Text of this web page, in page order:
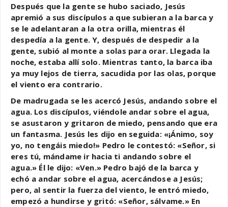
Después que la gente se hubo saciado, Jesús
apremió a sus discípulos a que subieran a la barca y
se le adelantaran a la otra orilla, mientras él
despedía a la gente. Y, después de despedir a la
gente, subió al monte a solas para orar. Llegada la
noche, estaba allí solo. Mientras tanto, la barca iba
ya muy lejos de tierra, sacudida por las olas, porque
el viento era contrario.
De madrugada se les acercó Jesús, andando sobre el
agua. Los discípulos, viéndole andar sobre el agua,
se asustaron y gritaron de miedo, pensando que era
un fantasma. Jesús les dijo en seguida: «¡Ánimo, soy
yo, no tengáis miedo!» Pedro le contestó: «Señor, si
eres tú, mándame ir hacia ti andando sobre el
agua.» Él le dijo: «Ven.» Pedro bajó de la barca y
echó a andar sobre el agua, acercándose a Jesús;
pero, al sentir la fuerza del viento, le entró miedo,
empezó a hundirse y gritó: «Señor, sálvame.» En